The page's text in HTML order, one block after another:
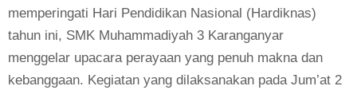
memperingati Hari Pendidikan Nasional (Hardiknas)
tahun ini, SMK Muhammadiyah 3 Karanganyar
menggelar upacara perayaan yang penuh makna dan
kebanggaan. Kegiatan yang dilaksanakan pada Jum’at 2